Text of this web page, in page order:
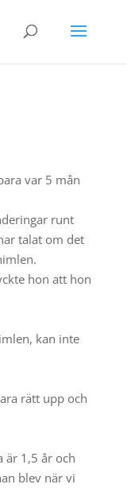
var 5 mån
runt
talat om det
hon att hon
kan inte
rätt upp och
är 1,5 år och
blev när vi